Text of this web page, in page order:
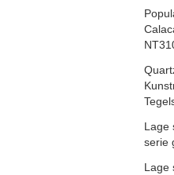
Lage
serie
Lage